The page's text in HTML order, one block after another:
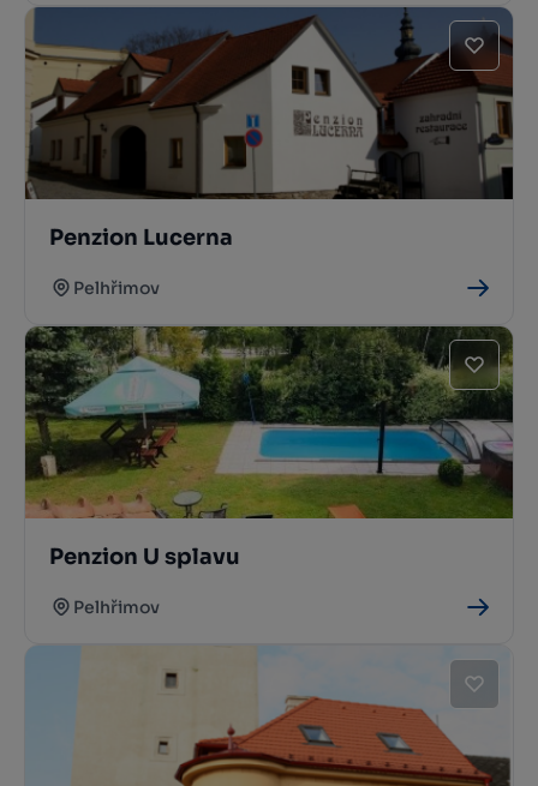
Penzion Lucerna
Pelhřimov
Penzion U splavu
Pelhřimov